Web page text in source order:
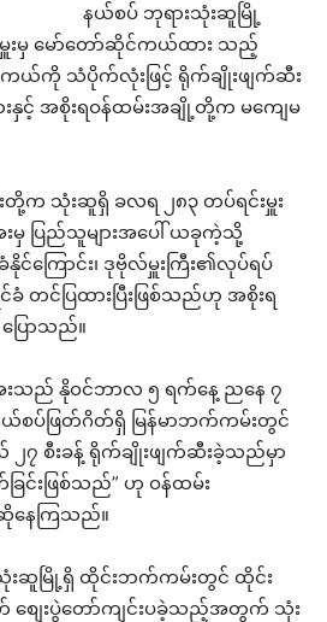
နယ်စပ် ဘုရားသုံးဆူမြို့
မှူးမှ မော်တော်ဆိုင်ကယ်ထား သည့်
ယ်ကို သံပိုက်လုံးဖြင့် ရိုက်ချိုးဖျက်ဆီး
င့် အစိုးရဝန်ထမ်းအချို့တို့က မကျေမ
တို့က သုံးဆူရှိ ခလရ ၂၈၃ တပ်ရင်းမှူး
းမှ ပြည်သူများအပေါ် ယခုကဲ့သို့
င်ကြောင်း၊ ဒုဗိုလ်မှူးကြီး၏လုပ်ရပ်
ပြထားပြီးဖြစ်သည်ဟု အစိုးရ
ြောသည်။
းသည် နိုဝင်ဘာလ ၅ ရက်နေ့ ညနေ ၇
ယ်စပ်ဖြတ်ဂိတ်ရှိ မြန်မာဘက်ကမ်းတွင်
၇ စီးခန့် ရိုက်ချိုးဖျက်ဆီးခဲ့သည်မှာ
ြင်းဖြစ်သည်” ဟု ဝန်ထမ်း
နေကြသည်။
းဆူမြို့ရှိ ထိုင်းဘက်ကမ်းတွင် ထိုင်း
စျေးပွဲတော်ကျင်းပခဲ့သည့်အတွက် သုံး